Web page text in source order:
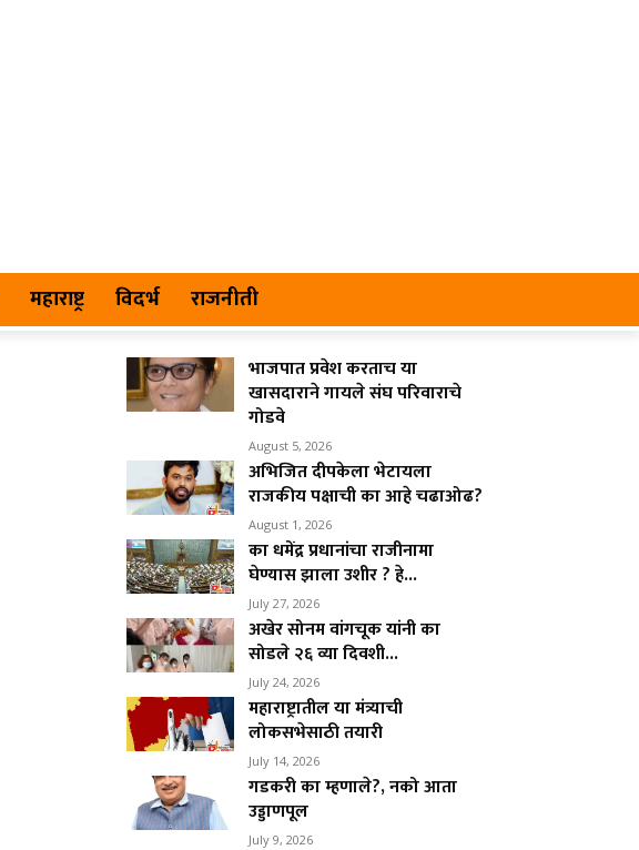
महाराष्ट्र विदर्भ राजनीती
भाजपात प्रवेश करताच या
खासदाराने गायले संघ परिवाराचे
गोडवे
August 5, 2026
अभिजित दीपकेला भेटायला
राजकीय पक्षाची का आहे चढाओढ?
August 1, 2026
का धमेंद्र प्रधानांचा राजीनामा
घेण्यास झाला उशीर ? हे...
July 27, 2026
अखेर सोनम वांगचूक यांनी का
सोडले २६ व्या दिवशी...
July 24, 2026
महाराष्ट्रातील या मंत्र्याची
लोकसभेसाठी तयारी
July 14, 2026
गडकरी का म्हणाले?, नको आता
उड्डाणपूल
July 9, 2026